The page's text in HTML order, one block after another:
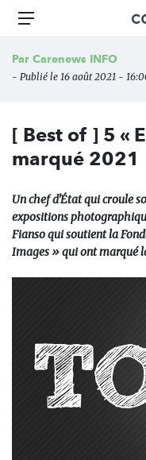
Aller
principal
Menu
Par Carenews INFO
- Publié le 16 août 2021 -
[ Best of ] 5 «
marqué 2021
Un chef d'État qui croule
expositions
Fianso qui soutient la
Images » qui ont marqué